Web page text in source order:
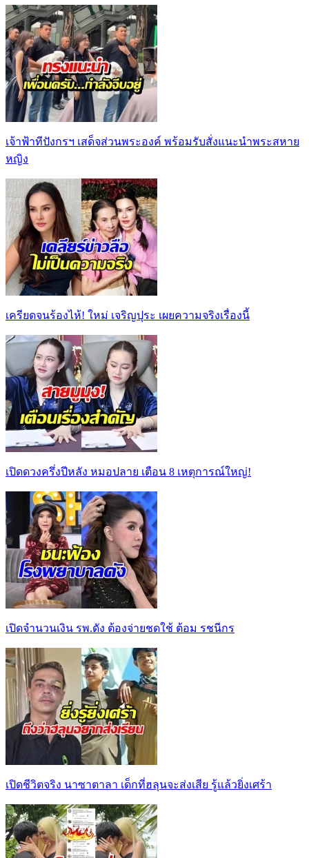
เจ้าฟ้าทีปังกรฯ เสด็จส่วนพระองค์ พร้อมรับสั่งแนะนำพระสหาย
หญิง
เครียดจนร้องไห้! ใหม่ เจริญปุระ เผยความจริงเรื่องนี้
เปิดดวงครึ่งปีหลัง หมอปลาย เตือน 8 เหตุการณ์ใหญ่!
เปิดจำนวนเงิน รพ.ดัง ต้องจ่ายชดใช้ ต้อม รชนีกร
เปิดชีวิตจริง นาซาตาลา เด็กที่ฮลุนจะส่งเสีย รู้แล้วยิ่งเศร้า